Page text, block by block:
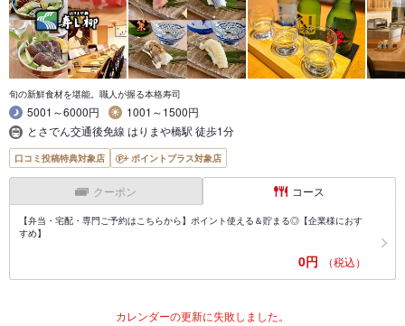
旬の新鮮食材を堪能。職人が握る本格寿司
5001～6000円
1001～1500円
とさでん交通後免線 はりまや橋駅 徒歩1分
口コミ投稿特典対象店 ポイントプラス対象店
クーポン コース
【弁当・宅配・専門ご予約はこちらから】ポイント使える＆貯まる◎【企業様におす
すめ】
0円 （税込）
カレンダーの更新に失敗しました。